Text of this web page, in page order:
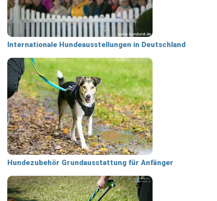
Internationale Hundeausstellungen in Deutschland
Hundezubehör Grundausstattung für Anfänger